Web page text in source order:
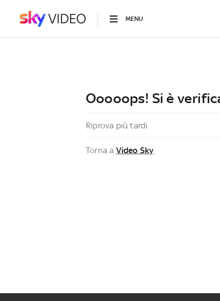
MENU
Ooooops! Si è
Riprova più tardi
Torna a Video Sky